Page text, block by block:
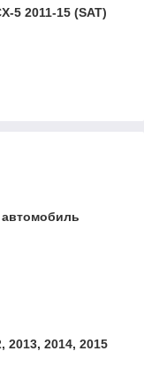
5 2011-15 (SAT)
2013, 2014, 2015